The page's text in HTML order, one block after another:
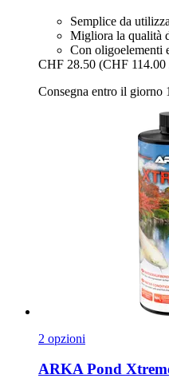
Semplice da
Migliora la qualità
Con oligoelementi
CHF 28.50 (CHF
Consegna entro il giorno
2 opzioni
ARKAPond